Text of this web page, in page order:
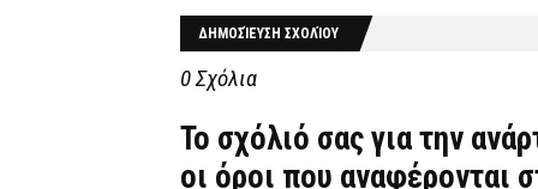
ΔΗΜΟΣΊΕΥΣΗ ΣΧΟΛΊΟΥ
0 Σχόλια
Το σχόλιό σας για την
οι όροι που αναφέρονται